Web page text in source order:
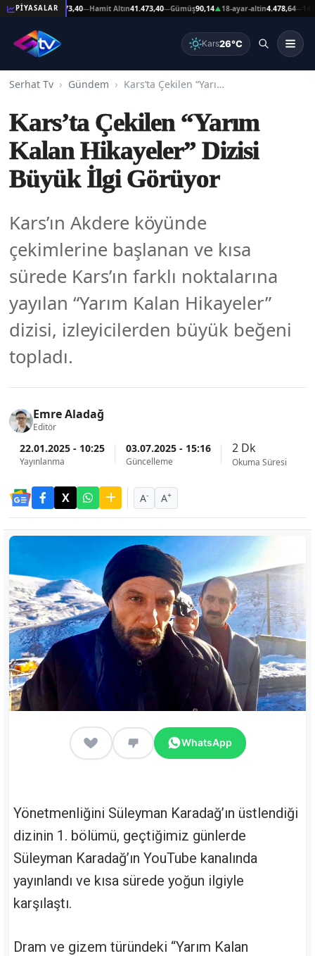
PİYASALAR
Altın41.473,40—Hamit Altın41.473,40—Gümüş90,14▲18-ayar-altin4.478,64—14-
Kars26°C
Serhat Tv Gündem Kars’ta Çekilen “Yarım Kalan Hikayeler” Dizisi Büyük İlgi Görüyor
Kars’ta Çekilen “Yarım
Kalan Hikayeler” Dizisi
Büyük İlgi Görüyor
Kars’ın Akdere köyünde
çekimlerine başlanan ve kısa
sürede Kars’ın farklı noktalarına
yayılan “Yarım Kalan Hikayeler”
dizisi, izleyicilerden büyük beğeni
topladı.
Emre Aladağ
Editör
22.01.2025 - 10:25
Yayınlanma
03.07.2025 - 15:16
Güncelleme
2 Dk
Okuma Süresi
A- A+
WhatsApp
Yönetmenliğini Süleyman Karadağ’ın üstlendiği
dizinin 1. bölümü, geçtiğimiz günlerde
Süleyman Karadağ’ın YouTube kanalında
yayınlandı ve kısa sürede yoğun ilgiyle
karşılaştı.
Dram ve gizem türündeki “Yarım Kalan